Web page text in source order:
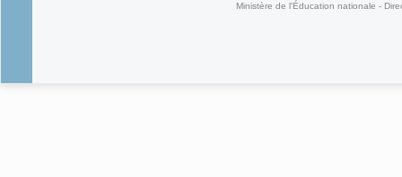
Ministère de l'Éducation nationale -